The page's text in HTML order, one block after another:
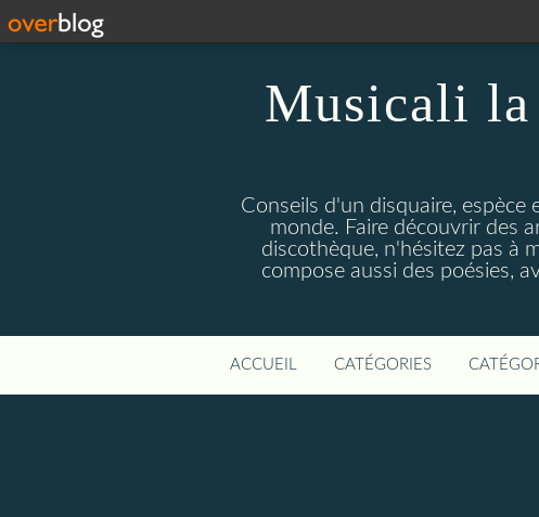
Musicali la
Conseils d'un disquaire,
monde. Faire découvrir des
discothèque, n'hésitez pas à
compose aussi des poésies,
ACCUEIL CATÉGORIES